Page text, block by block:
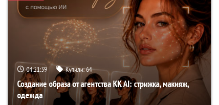
04:21:38 Купили:64
Создание образа от агентства KK AI: стрижка, макияж,
одежда